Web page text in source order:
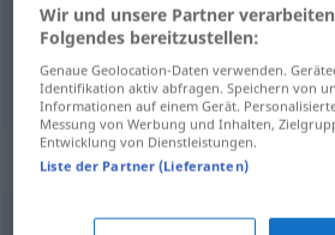
gaspiller verlebenGeld UMG
Synonyme für
Wir und unsere Partner
Folgendes bereitzustellen:
Genaue Geolocation-Daten verwenden.
Identifikation aktiv abfragen. Speichern von
Informationen auf einem Gerät.
Messung von Werbung und Inhalten,
Entwicklung von Dienstleistungen.
Liste der Partner (Lieferanten)